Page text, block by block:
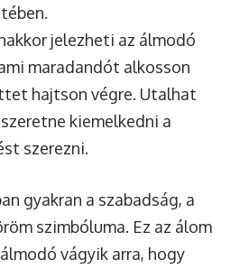
jelezheti az álmodó
maradandót alkosson
hajtson végre. Utalhat
kiemelkedni a
szerezni.
gyakran a szabadság, a
szimbóluma. Ez az álom
vágyik arra, hogy